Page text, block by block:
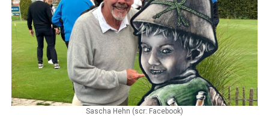
Sascha Hehn (scr: Facebook)